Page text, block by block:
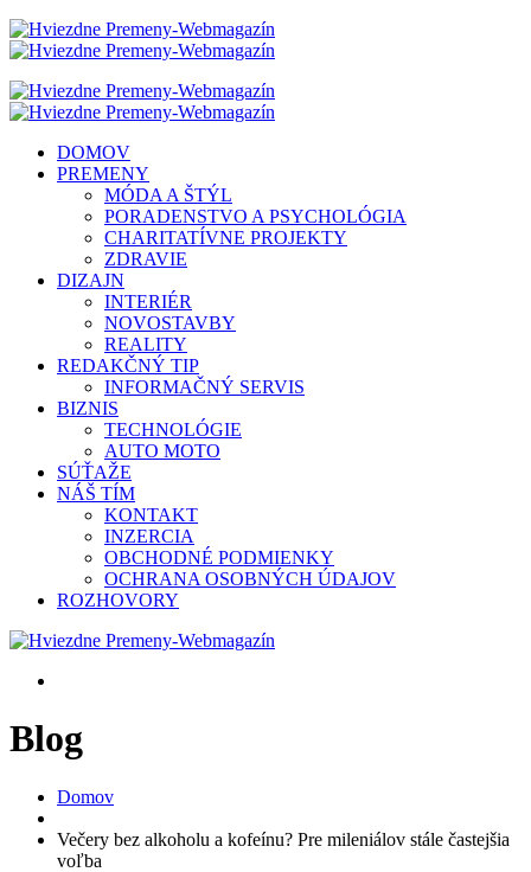
DOMOV
PREMENY
MÓDA A ŠTÝL
PORADENSTVO A PSYCHOLÓGIA
CHARITATÍVNE PROJEKTY
ZDRAVIE
DIZAJN
INTERIÉR
NOVOSTAVBY
REALITY
REDAKČNÝ TIP
INFORMAČNÝ SERVIS
BIZNIS
TECHNOLÓGIE
AUTO MOTO
SÚŤAŽE
NÁŠ TÍM
KONTAKT
INZERCIA
OBCHODNÉ PODMIENKY
OCHRANA OSOBNÝCH ÚDAJOV
ROZHOVORY
Blog
Domov
Večery bez alkoholu a kofeínu? Pre mileniálov stále častejšia
voľba